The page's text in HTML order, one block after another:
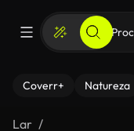
Coverr+ Natureza
Lar